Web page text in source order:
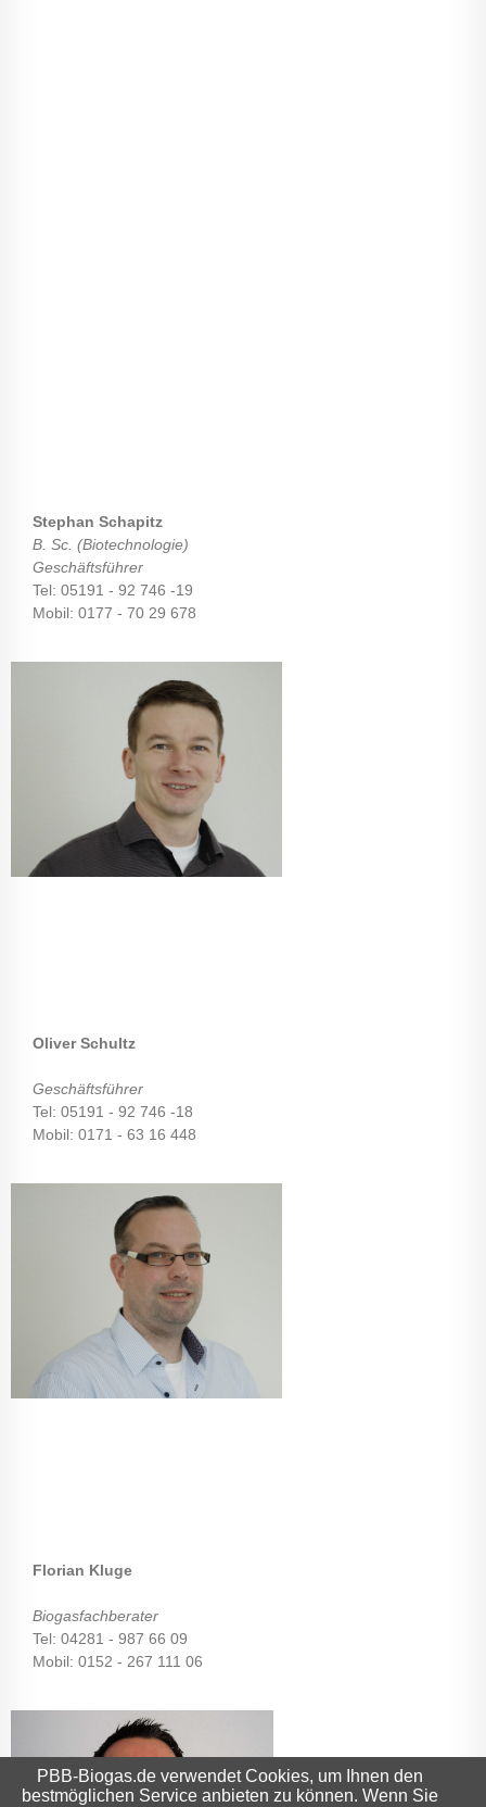
Stephan Schapitz
B. Sc. (Biotechnologie)
Geschäftsführer
Tel: 05191 - 92 746 -19
Mobil: 0177 - 70 29 678
Oliver Schultz
Geschäftsführer
Tel: 05191 - 92 746 -18
Mobil: 0171 - 63 16 448
Florian Kluge
Biogasfachberater
Tel: 04281 - 987 66 09
Mobil: 0152 - 267 111 06
PBB-Biogas.de verwendet Cookies, um Ihnen den
bestmöglichen Service anbieten zu können. Wenn Sie